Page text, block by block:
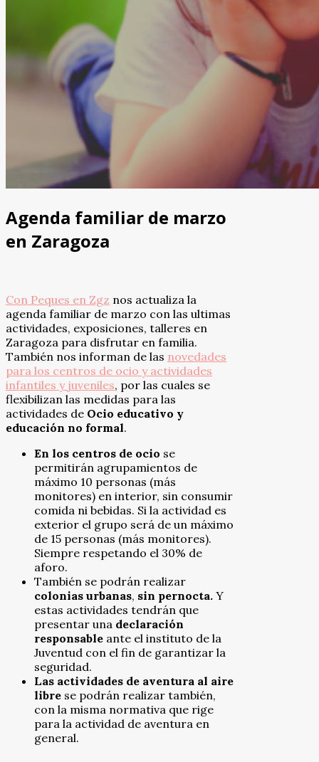
Agenda familiar de marzo
en Zaragoza
Con Peques en Zgz nos actualiza la
agenda familiar de marzo con las ultimas
actividades, exposiciones, talleres en
Zaragoza para disfrutar en familia.
También nos informan de las novedades
para los centros de ocio y actividades
infantiles y juveniles, por las cuales se
flexibilizan las medidas para las
actividades de Ocio educativo y
educación no formal.
En los centros de ocio se
permitirán agrupamientos de
máximo 10 personas (más
monitores) en interior, sin consumir
comida ni bebidas. Si la actividad es
exterior el grupo será de un máximo
de 15 personas (más monitores).
Siempre respetando el 30% de
aforo.
También se podrán realizar
colonias urbanas, sin pernocta. Y
estas actividades tendrán que
presentar una declaración
responsable ante el instituto de la
Juventud con el fin de garantizar la
seguridad.
Las actividades de aventura al aire
libre se podrán realizar también,
con la misma normativa que rige
para la actividad de aventura en
general.